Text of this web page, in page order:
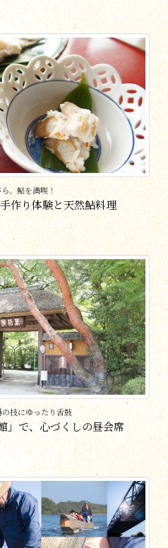
、鮎を満喫！
作り体験と天然鮎料理
技にゆったり舌鼓
」で、心づくしの昼会席